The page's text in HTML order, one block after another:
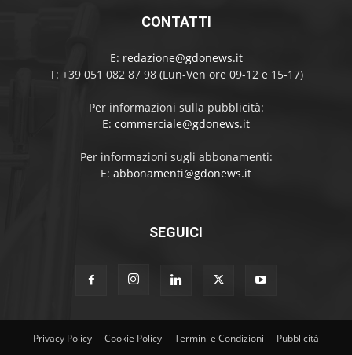
CONTATTI
E: redazione@gdonews.it
T: +39 051 082 87 98 (Lun-Ven ore 09-12 e 15-17)
Per informazioni sulla pubblicità:
E: commerciale@gdonews.it
Per informazioni sugli abbonamenti:
E: abbonamenti@gdonews.it
SEGUICI
Privacy Policy Cookie Policy Termini e Condizioni Pubblicità